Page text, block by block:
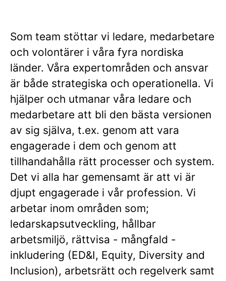
Som team stöttar vi ledare, medarbetare
och volontärer i våra fyra nordiska
länder. Våra expertområden och ansvar
är både strategiska och operationella. Vi
hjälper och utmanar våra ledare och
medarbetare att bli den bästa versionen
av sig själva, t.ex. genom att vara
engagerade i dem och genom att
tillhandahålla rätt processer och system.
Det vi alla har gemensamt är att vi är
djupt engagerade i vår profession. Vi
arbetar inom områden som;
ledarskapsutveckling, hållbar
arbetsmiljö, rättvisa - mångfald -
inkludering (ED&I, Equity, Diversity and
Inclusion), arbetsrätt och regelverk samt